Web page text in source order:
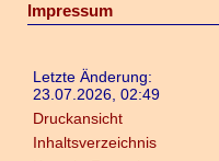
Impressum
Letzte Änderung:
23.07.2026, 02:49
Druckansicht
Inhaltsverzeichnis